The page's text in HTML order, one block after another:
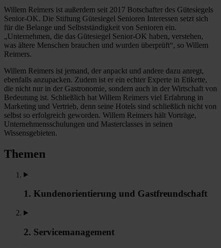
Willem Reimers ist außerdem seit 2017 Botschafter des Gütesiegels
Senior-OK. Die Stiftung Gütesiegel Senioren Interessen setzt sich
für die Belange und Selbstständigkeit von Senioren ein.
„Unternehmen, die das Gütesiegel Senior-OK haben, verstehen,
was ältere Menschen brauchen und wurden überprüft“, so Willem
Reimers.
Willem Reimers ist jemand, der anpackt und andere dazu anregt,
ebenfalls anzupacken. Zudem ist er ein echter Experte in Etikette,
die nicht nur in der Gastronomie, sondern auch in der Wirtschaft von
Bedeutung ist. Schließlich hat Willem Reimers viel Erfahrung in
Marketing und Vertrieb, denn seine Hotels sind schließlich nicht von
selbst so erfolgreich geworden. Willem Reimers hält Vorträge,
Unternehmensschulungen und Masterclasses in seinen
Wissensgebieten.
Themen
1. Kundenorientierung und Gastfreundschaft
2. Servicemanagement